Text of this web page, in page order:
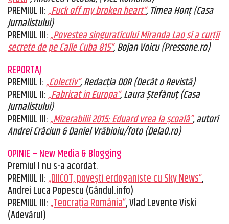
PREMIUL II:„Fuck off my broken heart”, Timea Honț (Casa
Jurnalistului)
PREMIUL III:„Povestea singuraticului Miranda Lao și a curții
secrete de pe Calle Cuba 815”, Bojan Voicu (Pressone.ro)
REPORTAJ
PREMIUL I:„Colectiv”, Redacția DOR (Decât o Revistă)
PREMIUL II:„Fabricat în Europa”, Laura Ștefănuț (Casa
Jurnalistului)
PREMIUL III:„Mizerabilii 2015: Eduard vrea la școală”, autori
Andrei Crăciun & Daniel Vrăbioiu/foto (Dela0.ro)
OPINIE – New Media & Blogging
Premiul I nu s-a acordat.
PREMIUL II:„DIICOT, poveşti erdoganiste cu Sky News”,
Andrei Luca Popescu (Gândul.info)
PREMIUL III:„Teocrația România”, Vlad Levente Viski
(Adevărul)